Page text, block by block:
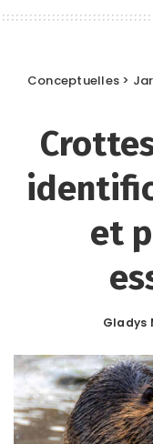
Conceptuelles >
et
Posted
Gladys